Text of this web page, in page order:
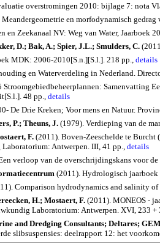
overstromingen 2010: bijlage 7: nota
en morfodynamisch
en Zeekanaal NV: Weg van Water, Jaarboek
D.; Bak, A.; Spier, J.L.; Smulders, C.
MDK: 2006-2010[S.n.][S.l.]. 218 pp., details
en Waterverdeling in Nederland.
Stroomgebiedbeheerplannen: Samenvatting
48 pp., details
De Drie Kreken; Voor mens en Natuur.
P.; Theuns, J. (1979). Verdieping van de
F. (2011). Boven-Zeeschelde te Burcht
Antwerpen. III, 41 pp., details
verloop van de overschrijdingskans voor
(2011). Hydrologisch jaarboek
Comparison hydrodynamics and salinity of
H.; Mostaert, F. (2011). MONEOS -
Laboratorium: Antwerpen. XVI, 233 +
and Dredging Consultants; Deltares;
slibsuspensies: deelrapport 12: het